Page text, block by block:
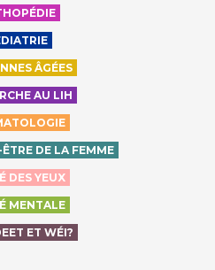
ÂGÉES
AU LIH
DE LA FEMME
DES YEUX
MENTALE
ET WÉI?